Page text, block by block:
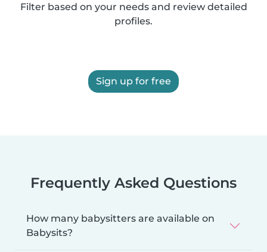
Filter based on your needs and review detailed
profiles.
Sign up for free
Frequently Asked Questions
How many babysitters are available on
Babysits?